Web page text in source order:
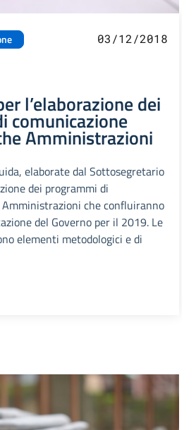
03/12/2018
l’elaborazione dei
comunicazione
Amministrazioni
elaborate dal Sottosegretario
dei programmi di
che confluiranno
del Governo per il 2019. Le
elementi metodologici e di